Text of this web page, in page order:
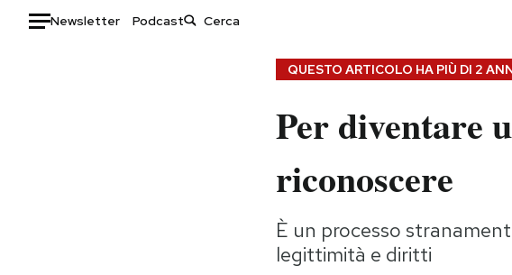
Newsletter Podcast
Storie/Idee
Ok Boomer!
QUESTO ARTICOLO HA PIÙ DI 2
Per diventare
riconoscere
È un processo
legittimità e diritti